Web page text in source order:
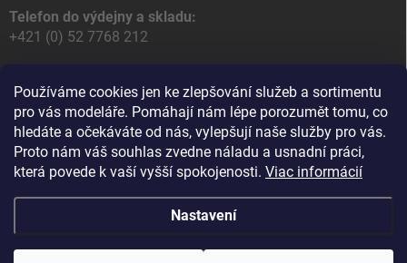
Používáme cookies jen ke zlepšování služeb a sortimentu
pro vás modeláře. Pomáhají nám lépe porozumět tomu, co
hledáte a očekáváte od nás, vylepšují naše služby pro vás.
Proto nám váš souhlas zvedne náladu a usnadní práci,
která povede k vaší vyšší spokojenosti. Viac informácií
Nastavení
Telefon do výdejny a skladu:
+421 (0) 52 7768 212
HT model
Na letisko 49
058 01 Poprad
Slovenská Republika
Copyright 2026HT model. Všechna práva vyhrazena.Upravit nastavení